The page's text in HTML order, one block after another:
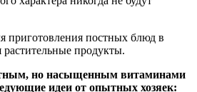
приготовления постных блюд в
продукты.
но насыщенным витаминами
идеи от опытных хозяек: